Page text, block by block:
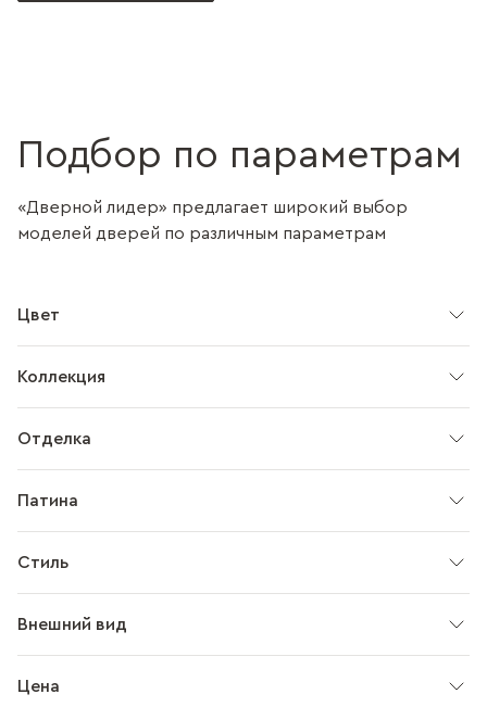
Подбор по параметрам
«Дверной лидер» предлагает широкий выбор
моделей дверей по различным параметрам
Цвет
Коллекция
Отделка
Патина
Стиль
Внешний вид
Цена